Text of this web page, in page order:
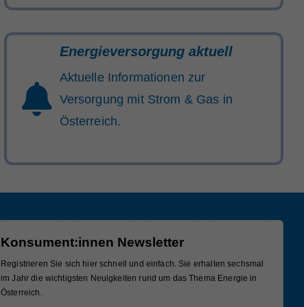
Energieversorgung aktuell
Aktuelle Informationen zur
Versorgung mit Strom & Gas in
Österreich.
Konsument:innen Newsletter
Registrieren Sie sich hier schnell und einfach. Sie erhalten sechsmal
im Jahr die wichtigsten Neuigkeiten rund um das Thema Energie in
Österreich.